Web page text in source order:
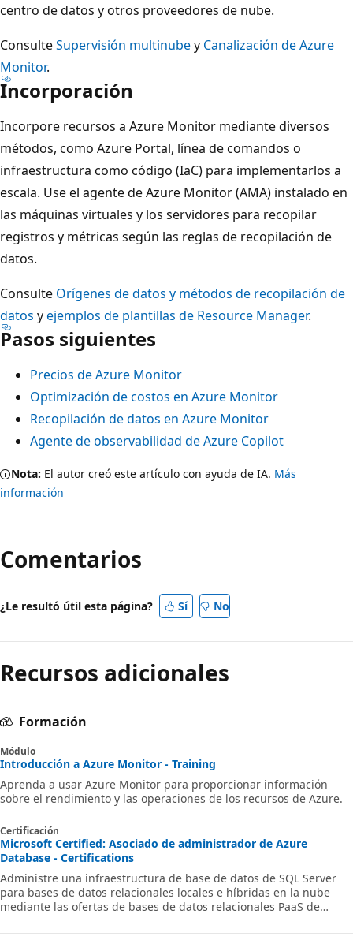
centro de datos y otros proveedores de nube.
ConsulteSupervisión multinubey Canalización de Azure
Monitor.
Incorporación
Incorpore recursos a Azure Monitor mediante diversos
métodos, como Azure Portal, línea de comandos o
infraestructura como código (IaC) para implementarlos a
escala. Use el agente de Azure Monitor (AMA) instalado en
las máquinas virtuales y los servidores para recopilar
registros y métricas según las reglas de recopilación de
datos.
Consulte Orígenes de datos y métodos de recopilación de
datos yejemplos de plantillas de Resource Manager.
Pasos siguientes
Precios de Azure Monitor
Optimización de costos en Azure Monitor
Recopilación de datos en Azure Monitor
Agente de observabilidad de Azure Copilot
Nota: El autor creó este artículo con ayuda de IA. Más
información
Comentarios
¿Le resultó útil esta página? Sí No
Recursos adicionales
Formación
Módulo
Introducción a Azure Monitor - Training
Aprenda a usar Azure Monitor para proporcionar información
sobre el rendimiento y las operaciones de los recursos de Azure.
Certificación
Microsoft Certified: Asociado de administrador de Azure
Database - Certifications
Administre una infraestructura de base de datos de SQL Server
para bases de datos relacionales locales e híbridas en la nube
mediante las ofertas de bases de datos relacionales PaaS de